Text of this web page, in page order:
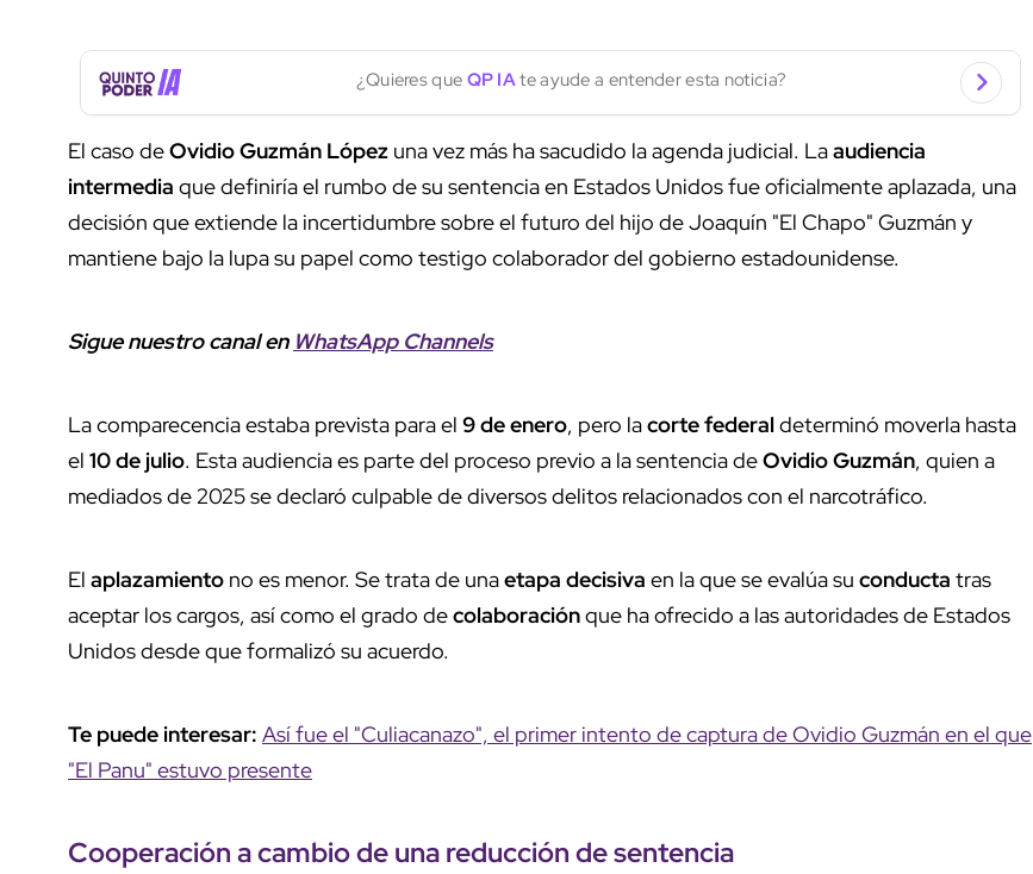
¿Quieres que QP IAte ayude a entender esta noticia?
El caso deOvidio Guzmán López una vez más ha sacudido la agenda judicial. Laaudiencia
intermedia que definiría el rumbo de su sentencia en Estados Unidos fue oficialmente aplazada, una
decisión que extiende la incertidumbre sobre el futuro del hijo de Joaquín "El Chapo" Guzmán y
mantiene bajo la lupa su papel como testigo colaborador del gobierno estadounidense.
Sigue nuestro canal en WhatsApp Channels
La comparecencia estaba prevista para el 9 de enero, pero lacorte federaldeterminó moverla hasta
el 10 de julio. Esta audiencia es parte del proceso previo a la sentencia deOvidio Guzmán, quien a
mediados de 2025 se declaró culpable de diversos delitos relacionados con el narcotráfico.
El aplazamiento no es menor. Se trata de unaetapa decisiva en la que se evalúa su conducta tras
aceptar los cargos, así como el grado decolaboraciónque ha ofrecido a las autoridades de Estados
Unidos desde que formalizó su acuerdo.
Te puede interesar: Así fue el "Culiacanazo", el primer intento de captura de Ovidio Guzmán en el que
"El Panu" estuvo presente
Cooperación a cambio de unareducción de sentencia